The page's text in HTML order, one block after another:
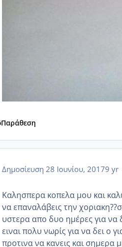
Παράθεση
Δημοσίευση 28 Ιουνίου, 20179 yr
Καλησπερα κοπελα μου και
να επαναλάβεις την
υστερα απο δυο ημέρες για
ειναι πολυ νωρίς για να δει ο
προτινα να κανεις και σημερα